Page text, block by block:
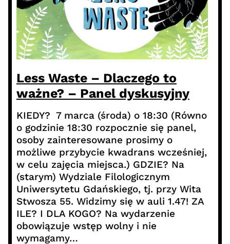
Less Waste – Dlaczego to
ważne? – Panel dyskusyjny
KIEDY? 7 marca (środa) o 18:30 (Równo
o godzinie 18:30 rozpocznie się panel,
osoby zainteresowane prosimy o
możliwe przybycie kwadrans wcześniej,
w celu zajęcia miejsca.) GDZIE? Na
(starym) Wydziale Filologicznym
Uniwersytetu Gdańskiego, tj. przy Wita
Stwosza 55. Widzimy się w auli 1.47! ZA
ILE? I DLA KOGO? Na wydarzenie
obowiązuje wstęp wolny i nie
wymagamy…